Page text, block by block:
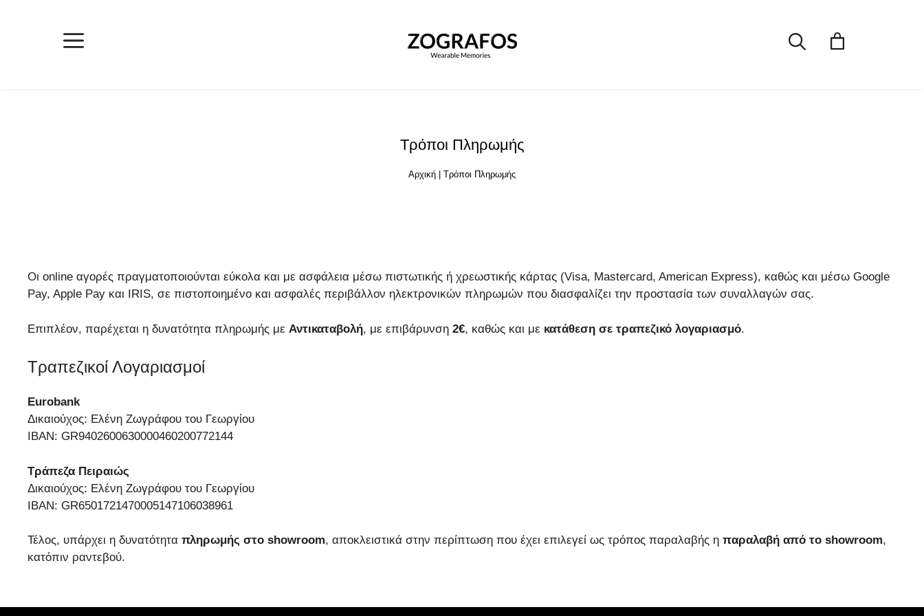
περιεχόμενο
Μενού
Τρόποι Πληρωμής
Αρχική | Τρόποι Πληρωμής
Οι online αγορές πραγματοποιούνται εύκολα και με ασφάλεια μέσω πιστωτικής ή χρεωστικής κάρτας (Visa, Mastercard, American Express), καθώς και μέσω Google
Pay, Apple Pay και IRIS, σε πιστοποιημένο και ασφαλές περιβάλλον ηλεκτρονικών πληρωμών που διασφαλίζει την προστασία των συναλλαγών σας.
Επιπλέον, παρέχεται η δυνατότητα πληρωμής με Αντικαταβολή, με επιβάρυνση 2€, καθώς και με κατάθεση σε τραπεζικό λογαριασμό.
Τραπεζικοί Λογαριασμοί
Eurobank
Δικαιούχος: Ελένη Ζωγράφου του Γεωργίου
IBAN: GR9402600630000460200772144
Τράπεζα Πειραιώς
Δικαιούχος: Ελένη Ζωγράφου του Γεωργίου
IBAN: GR6501721470005147106038961
Τέλος, υπάρχει η δυνατότητα πληρωμής στο showroom, αποκλειστικά στην περίπτωση που έχει επιλεγεί ως τρόπος παραλαβής η παραλαβή από το showroom,
κατόπιν ραντεβού.